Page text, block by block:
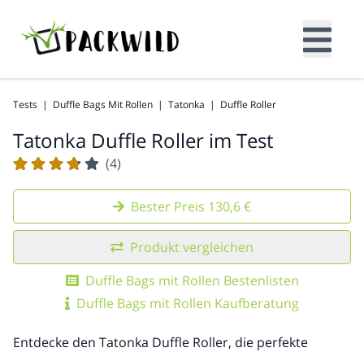
Tests | Duffle Bags Mit Rollen | Tatonka | Duffle Roller
Tatonka Duffle Roller im Test
(4)
Bester Preis 130,6 €
Produkt vergleichen
Duffle Bags mit Rollen Bestenlisten
Duffle Bags mit Rollen Kaufberatung
Entdecke den Tatonka Duffle Roller, die perfekte